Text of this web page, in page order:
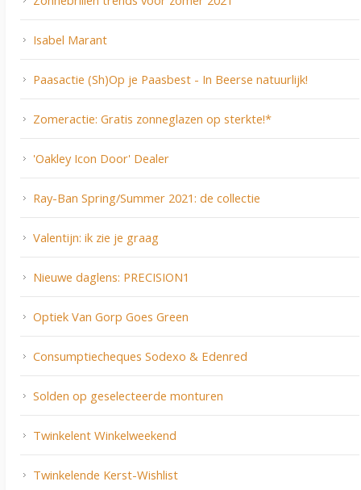
Isabel Marant
Paasactie (Sh)Op je Paasbest - In Beerse natuurlijk!
Zomeractie: Gratis zonneglazen op sterkte!*
'Oakley Icon Door' Dealer
Ray-Ban Spring/Summer 2021: de collectie
Valentijn: ik zie je graag
Nieuwe daglens: PRECISION1
Optiek Van Gorp Goes Green
Consumptiecheques Sodexo & Edenred
Solden op geselecteerde monturen
Twinkelent Winkelweekend
Twinkelende Kerst-Wishlist